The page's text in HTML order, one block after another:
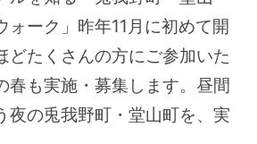
ーク」昨年11月に初めて開
どたくさんの方にご参加いた
春も実施・募集します。昼間
夜の兎我野町・堂山町を、実